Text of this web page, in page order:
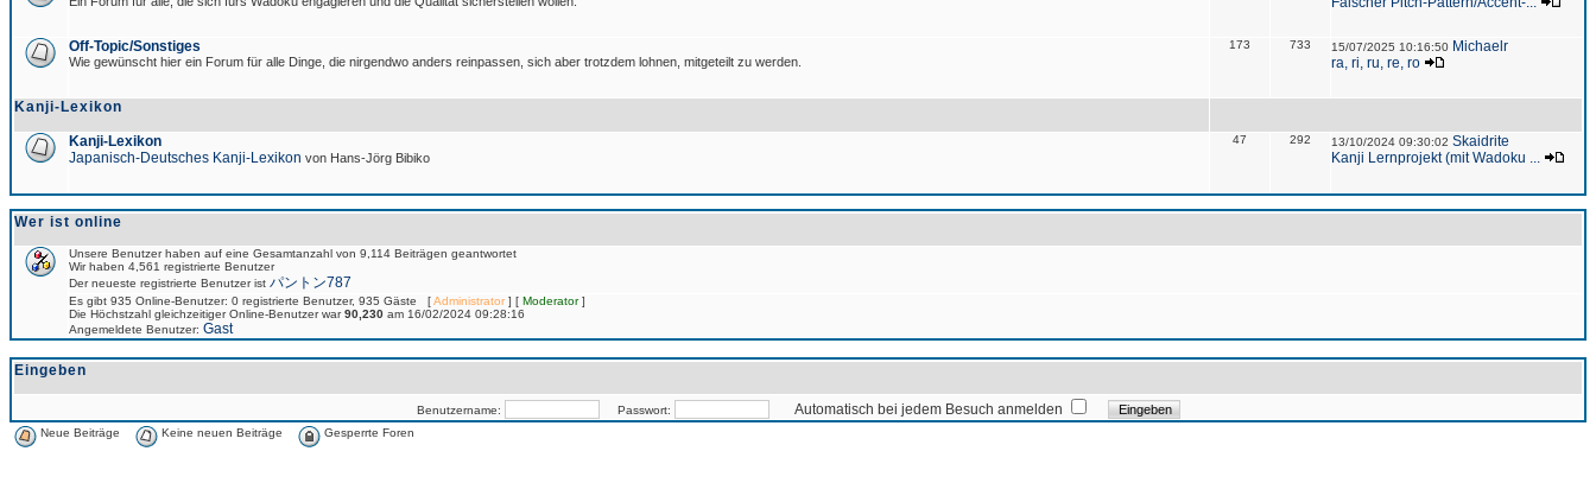
Off-Topic/Sonstiges
Wie gewünscht hier ein Forum für alle Dinge, die nirgendwo anders reinpassen, sich aber trotzdem lohnen, mitgeteilt zu werden.
173 733 15/07/2025 10:16:50 Michaelr
ra, ri, ru, re, ro
Kanji-Lexikon
Kanji-Lexikon
Japanisch-Deutsches Kanji-Lexikon von Hans-Jörg Bibiko
47 292 13/10/2024 09:30:02 Skaidrite
Kanji Lernprojekt (mit Wadoku ...
Wer ist online
Unsere Benutzer haben auf eine Gesamtanzahl von 9,114 Beiträgen geantwortet
Wir haben 4,561 registrierte Benutzer
Der neueste registrierte Benutzer ist パントン787
Es gibt 935 Online-Benutzer: 0 registrierte Benutzer, 935 Gäste [Administrator] [ Moderator]
Die Höchstzahl gleichzeitiger Online-Benutzer war90,230 am 16/02/2024 09:28:16
Angemeldete Benutzer: Gast
Eingeben
Benutzername: Passwort: Automatisch bei jedem Besuch anmelden
Neue Beiträge Keine neuen Beiträge Gesperrte Foren